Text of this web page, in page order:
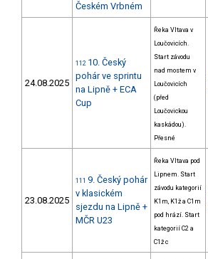
Českém Vrbném
24.08.2025
112 10. Český
pohár ve sprintu
na Lipně + ECA
Cup
Řeka Vltava v
Loučovicích.
Start závodu
nad mostem v
Loučovicích
(před
Loučovickou
kaskádou).
Přesné
23.08.2025
111 9. Český pohár
v klasickém
sjezdu na Lipně +
MČR U23
Řeka Vltava pod
Lipnem. Start
závodu kategorií
K1m, K1ž a C1m
pod hrází. Start
kategorií C2 a
C1ž c